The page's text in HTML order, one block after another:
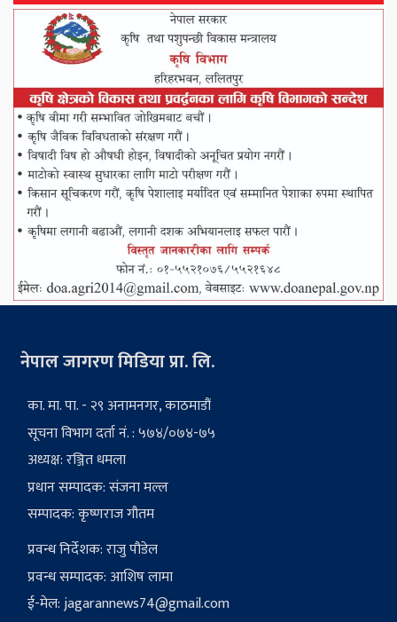
नेपाल जागरण मिडिया प्रा. लि.
का. मा. पा. - २९ अनामनगर, काठमाडौं
सूचना विभाग दर्ता नं. : ५७४/०७४-७५
अध्यक्ष: रञ्जित धमला
प्रधान सम्पादक: संजना मल्ल
सम्पादक: कृष्णराज गौतम
प्रवन्ध निर्देशक: राजु पौडेल
प्रवन्ध सम्पादक: आशिष लामा
ई-मेल:jagarannews74@gmail.com